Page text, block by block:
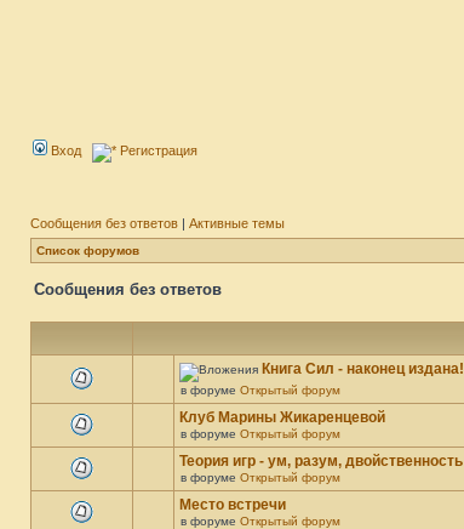
Вход Регистрация
Сообщения без ответов | Активные темы
Список форумов
Сообщения без ответов
Книга Сил - наконец издана!
в форуме Открытый форум
Клуб Марины Жикаренцевой
в форуме Открытый форум
Теория игр - ум, разум, двойственность
в форуме Открытый форум
Место встречи
в форуме Открытый форум